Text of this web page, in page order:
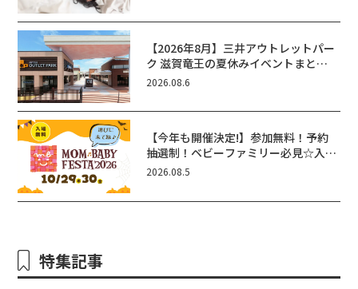
【2026年8月】三井アウトレットパー
ク 滋賀竜王の夏休みイベントまと
め！びしょぬれ水あそび・激辛グル
ん！
2026.08.6
【今年も開催決定!】参加無料！予約
抽選制！ベビーファミリー必見☆入場
無料☆10/29(木)30(金)ママベビーフ
エリ守山
2026.08.5
特集記事